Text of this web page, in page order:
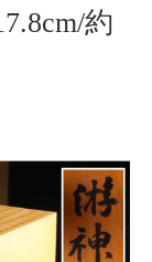
約